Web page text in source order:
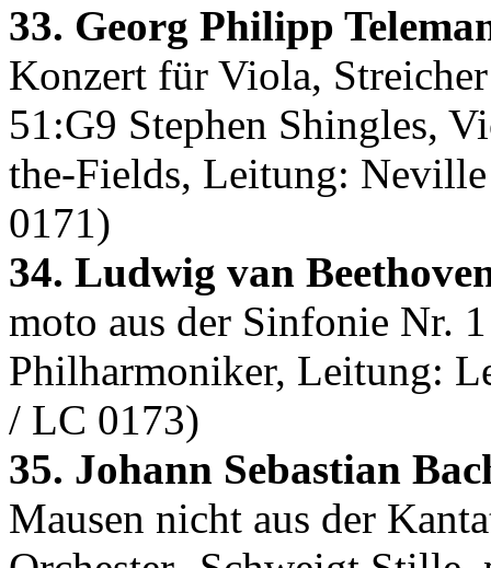
33. Georg Philipp
Konzert für Viola,
51:G9 Stephen Shingles,
the-Fields, Leitung:
0171)
34. Ludwig van
moto aus der Sinfonie Nr.
Philharmoniker, Leitung:
/ LC 0173)
35. Johann Sebastian
Mausen nicht aus der